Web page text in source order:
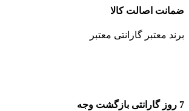
ضمانت اصالت کالا
برند معتبر گارانتی معتبر
7 روز گارانتی بازگشت وجه